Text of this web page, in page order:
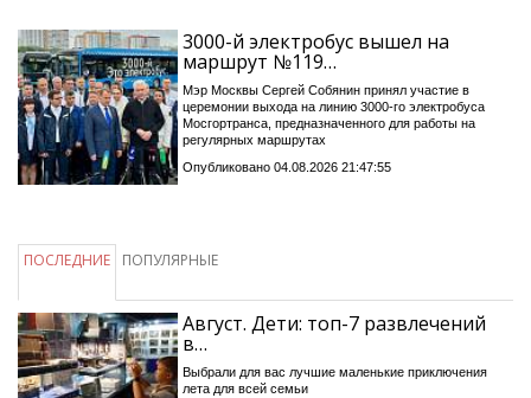
3000-й электробус вышел на
маршрут №119…
Мэр Москвы Сергей Собянин принял участие в
церемонии выхода на линию 3000-го электробуса
Мосгортранса, предназначенного для работы на
регулярных маршрутах
Опубликовано 04.08.2026 21:47:55
ПОСЛЕДНИЕ ПОПУЛЯРНЫЕ
Август. Дети: топ-7 развлечений
в…
Выбрали для вас лучшие маленькие приключения
лета для всей семьи